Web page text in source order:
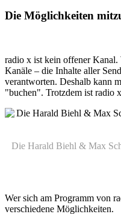
Die Möglichkeiten
radio x ist kein offener Kanal.
Kanäle – die Inhalte aller
verantworten. Deshalb kann
"buchen". Trotzdem ist radio
Die Harald Biehl & Max
Wer sich am Programm von
verschiedene Möglichkeiten.